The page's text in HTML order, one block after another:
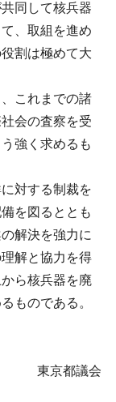
同して核兵器
、取組を進め
割は極めて大
これまでの諸
会の査察を受
強く求めるも
対する制裁を
を図るととも
解決を強力に
解と協力を得
ら核兵器を廃
ものである。
東京都議会